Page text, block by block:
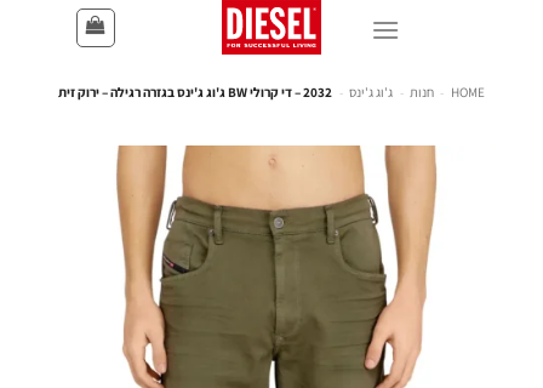
HOME
- חנות - ג'וג ג'ינס - 2032 – די קרולי BW ג'וג ג'ינס בגזרה רגילה – ירוק זית